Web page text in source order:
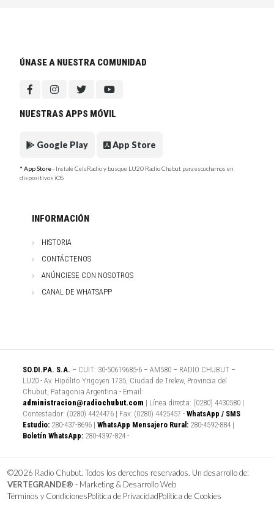
ÚNASE A NUESTRA COMUNIDAD
NUESTRAS APPS MÓVIL
Google Play App Store
* App Store- Instale CeluRadio y busque LU20 Radio Chubut para escucharnos en
dispositivos iOS
INFORMACIÓN
HISTORIA
CONTÁCTENOS
ANÚNCIESE CON NOSOTROS
CANAL DE WHATSAPP
SO.DI.PA. S.A. – CUIT: 30-50619685-6 – AM580 – RADIO CHUBUT –
LU20 - Av. Hipólito Yrigoyen 1735, Ciudad de Trelew, Provincia del
Chubut, Patagonia Argentina - Email:
administracion@radiochubut.com | Línea directa: (0280) 4430580 |
Contestador: (0280) 4424476 | Fax: (0280) 4425457 - WhatsApp / SMS
Estudio: 280-437-8696 | WhatsApp Mensajero Rural: 280-4592-884 |
Boletín WhatsApp: 280-4397-824 -
©2026 Radio Chubut. Todos los derechos reservados. Un desarrollo de:
VERTEGRANDE® - Marketing & Desarrollo Web
Términos y CondicionesPolítica de PrivacidadPolítica de Cookies